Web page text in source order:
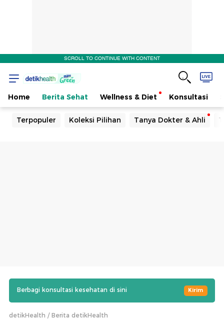
SCROLL TO CONTINUE WITH CONTENT
Home Berita Sehat Wellness & Diet Konsultasi
Terpopuler Koleksi Pilihan Tanya Dokter & Ahli
Berbagi konsultasi kesehatan di sini Kirim
detikHealth Berita detikHealth